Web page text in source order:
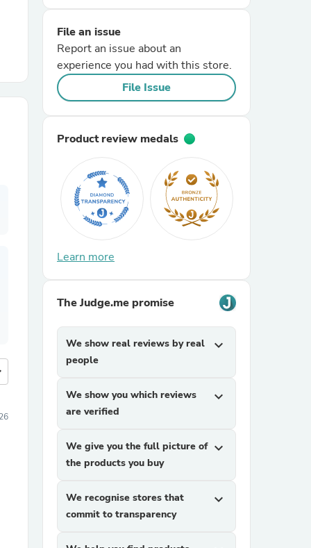
File an issue
Report an issue about an
experience you had with this store.
File Issue
Product review medals
Learn more
The Judge.me promise
We show real reviews by real
people
expand_more
We show you which reviews
are verified
expand_more
We give you the full picture of
the products you buy
expand_more
We recognise stores that
commit to transparency
expand_more